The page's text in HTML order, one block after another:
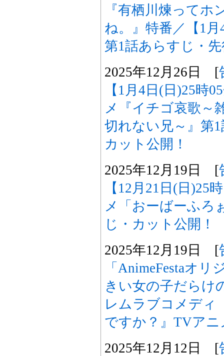
『有栖川煉ってホ
ね。』特番／【1
第1話あらすじ・
2025年12月26日 [
【1月4日(日)25時
メ『イチゴ哀歌～
切れない兄～』第
カット公開！
2025年12月19日 [
【12月21日(日)25
メ「おーばーふろ
じ・カット公開！
2025年12月19日 [
「AnimeFestaオ
きい女の子だらけ
レムラブコメディ
ですか？』TVアニ
2025年12月12日 [